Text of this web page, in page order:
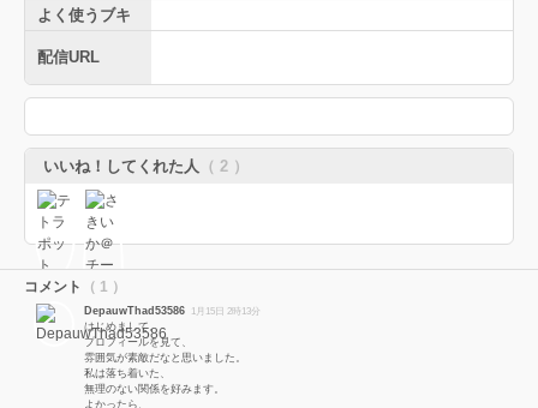
よく使うブキ
配信URL
いいね！してくれた人 （ 2 ）
コメント （ 1 ）
DepauwThad53586 1月15日 2時13分
はじめまして。
プロフィールを見て、
雰囲気が素敵だなと思いました。
私は落ち着いた、
無理のない関係を好みます。
よかったら、